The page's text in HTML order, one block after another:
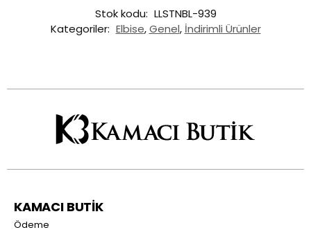
Stok kodu: LLSTNBL-939
Kategoriler: Elbise,Genel, İndirimli Ürünler
KAMACI BUTİK
Ödeme